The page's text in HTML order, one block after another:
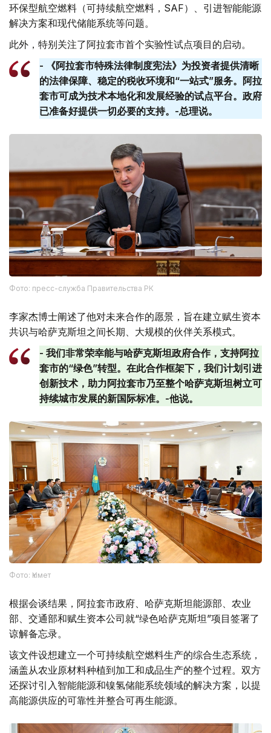
环保型航空燃料（可持续航空燃料，SAF）、引进智能能源
解决方案和现代储能系统等问题。
此外，特别关注了阿拉套市首个实验性试点项目的启动。
- 《阿拉套市特殊法律制度宪法》为投资者提供清晰
的法律保障、稳定的税收环境和“一站式”服务。阿拉
套​​市可成为技术本地化和发展经验的试点平台。政府
已准备好提供一切必要的支持。-总理说。
Фото: пресс-служба Правительства РК
李家杰博士阐述了他对未来合作的愿景，旨在建立赋生资本
共识与哈萨克斯坦之间长期、大规模的伙伴关系模式。
- 我们非常荣幸能与哈萨克斯坦政府合作，支持阿拉
套市的“绿色”转型。在此合作框架下，我们计划引进
创新技术，助力阿拉套市乃至整个哈萨克斯坦树立可
持续城市发展的新国际标准。-他说。
Фото: Үкімет
根据会谈结果，阿拉套市政府、哈萨克斯坦能源部、农业
部、交通部和赋生资本公司就“绿色哈萨克斯坦”项目签署了
谅解备忘录。
该文件设想建立一个可持续航空燃料生产的综合生态系统，
涵盖从农业原材料种植到加工和成品生产的整个过程。双方
还探讨引入智能能源和镍氢储能系统领域的解决方案，以提
高能源供应的可靠性并整合可再生能源。